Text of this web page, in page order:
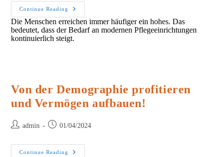
Continue Reading
Warum
In
Pflegeimmobilien
Investieren?
Die Menschen erreichen immer häufiger ein hohes. Das
bedeutet, dass der Bedarf an modernen Pflegeeinrichtungen
kontinuierlich steigt.
Von der Demographie profitieren
und Vermögen aufbauen!
Postadmin
Post01/04/2024
Continue Reading
Von